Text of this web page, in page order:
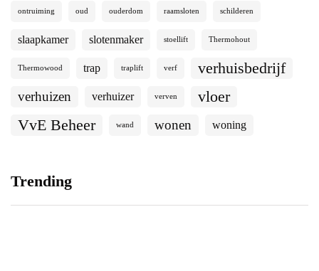
ontruiming oud ouderdom raamsloten schilderen
slaapkamer slotenmaker stoellift Thermohout
Thermowood trap traplift verf verhuisbedrijf
verhuizen verhuizer verven
vloer
VvE Beheer
wand wonen woning
Trending